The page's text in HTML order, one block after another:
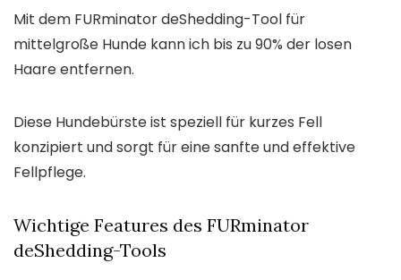
Mit dem FURminator deShedding-Tool für
mittelgroße Hunde kann ich bis zu 90% der losen
Haare entfernen.
Diese Hundebürste ist speziell für kurzes Fell
konzipiert und sorgt für eine sanfte und effektive
Fellpflege.
Wichtige Features des FURminator
deShedding-Tools